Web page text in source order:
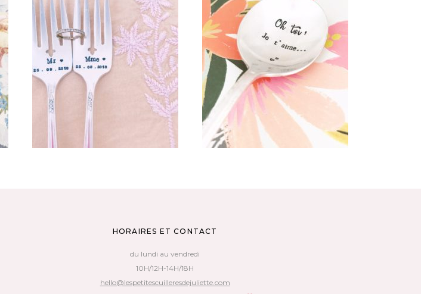
LOT DE DEUX FOURCHETTES
PERSONNALISÉES VINTAGE : MR &
MME + DATE
45,00
€
AJOUTER AU PANIER
CUILLÈRE RONDE GRAVÉE
VINTAGE : OH TOI ! JE T’AIME …
35,00€
AJOUTER AU PANIER
HORAIRES ET CONTACT
du lundi au vendredi
10H/12H-14H/18H
hello@lespetitescuilleresdejuliette.com